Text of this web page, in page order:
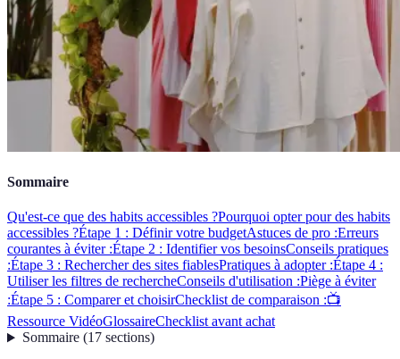
Sommaire
Qu'est-ce que des habits accessibles ?Pourquoi opter pour des habits
accessibles ?Étape 1 : Définir votre budgetAstuces de pro :Erreurs
courantes à éviter :Étape 2 : Identifier vos besoinsConseils pratiques
:Étape 3 : Rechercher des sites fiablesPratiques à adopter :Étape 4 :
Utiliser les filtres de rechercheConseils d'utilisation :Piège à éviter
:Étape 5 : Comparer et choisirChecklist de comparaison :📺
Ressource VidéoGlossaireChecklist avant achat
Sommaire(17 sections)